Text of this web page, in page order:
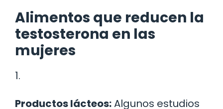
Alimentos que reducen la
testosterona en las
mujeres
1.
Productos lácteos:Algunos estudios